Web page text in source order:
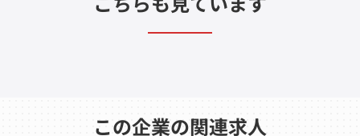
こちらも見ています
この企業の関連求人